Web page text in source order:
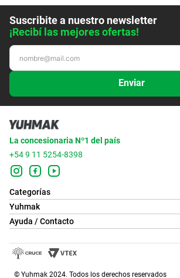
Suscribite a nuestro newsletter
¡Recibí las mejores ofertas!
Enviar
La concesionaria Nº1 del país
+54 9 11 5254-8398
Categorías
Yuhmak
Ayuda / Contacto
© Yuhmak 2024. Todos los derechos reservados